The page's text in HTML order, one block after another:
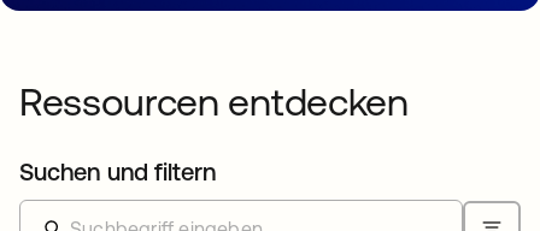
Ressourcen entdecken
Suchen und filtern